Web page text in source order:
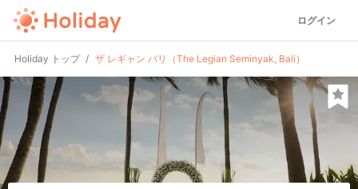
ログイン
Holiday トップ ザ レギャン バリ（The Legian Seminyak, Bali）